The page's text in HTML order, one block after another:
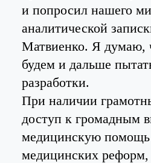
и попросил нашего
аналитической
Матвиенко. Я думаю,
будем и дальше
разработки.
При наличии
доступ к громадным
медицинскую помощь
медицинских реформ,